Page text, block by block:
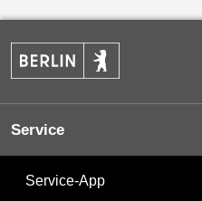
Service
Service-App